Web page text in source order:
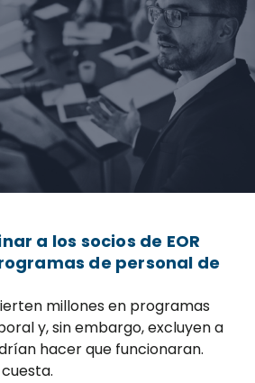
a los socios de EOR
de personal de
millones en programas
y, sin embargo, excluyen a
hacer que funcionaran.